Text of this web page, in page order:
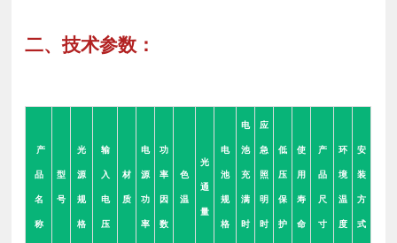
二、技术参数：
产
品
名
称
型
号
光
源
规
格
输
入
电
压
材
质
电
源
功
率
功
率
因
数
色
温
光
通
量
电
池
规
格
电
池
充
满
时
应
急
照
明
时
低
压
保
护
使
用
寿
命
产
品
尺
寸
环
境
温
度
安
装
方
式